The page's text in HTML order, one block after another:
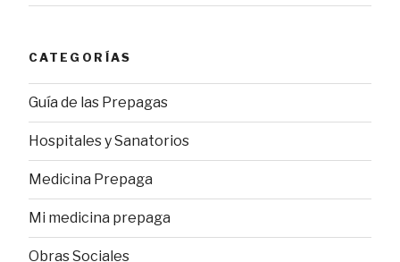
CATEGORÍAS
Guía de las Prepagas
Hospitales y Sanatorios
Medicina Prepaga
Mi medicina prepaga
Obras Sociales